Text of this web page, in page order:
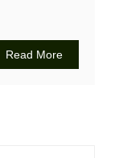
Read More